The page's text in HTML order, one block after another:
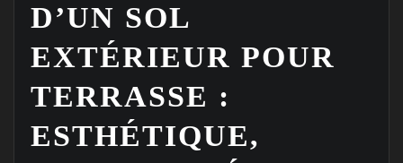
D’UN SOL
EXTÉRIEUR POUR
TERRASSE :
ESTHÉTIQUE,